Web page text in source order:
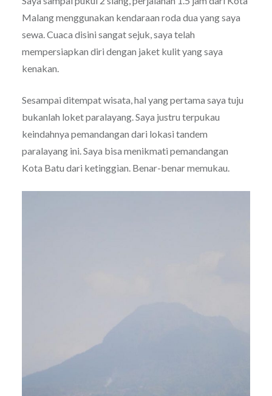
Malang menggunakan kendaraan roda dua yang saya
sewa. Cuaca disini sangat sejuk, saya telah
mempersiapkan diri dengan jaket kulit yang saya
kenakan.
Sesampai ditempat wisata, hal yang pertama saya tuju
bukanlah loket paralayang. Saya justru terpukau
keindahnya pemandangan dari lokasi tandem
paralayang ini. Saya bisa menikmati pemandangan
Kota Batu dari ketinggian. Benar-benar memukau.